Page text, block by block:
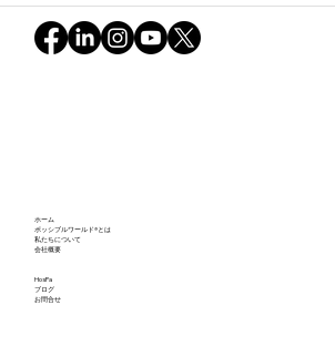
の軌跡：ポッシブルワール
ホーム
ポッシブルワールド®とは
私たちについて
会社概要
HosPa
ブログ
お問合せ